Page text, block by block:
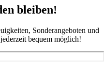
bleiben!
Sonderangeboten und
bequem möglich!